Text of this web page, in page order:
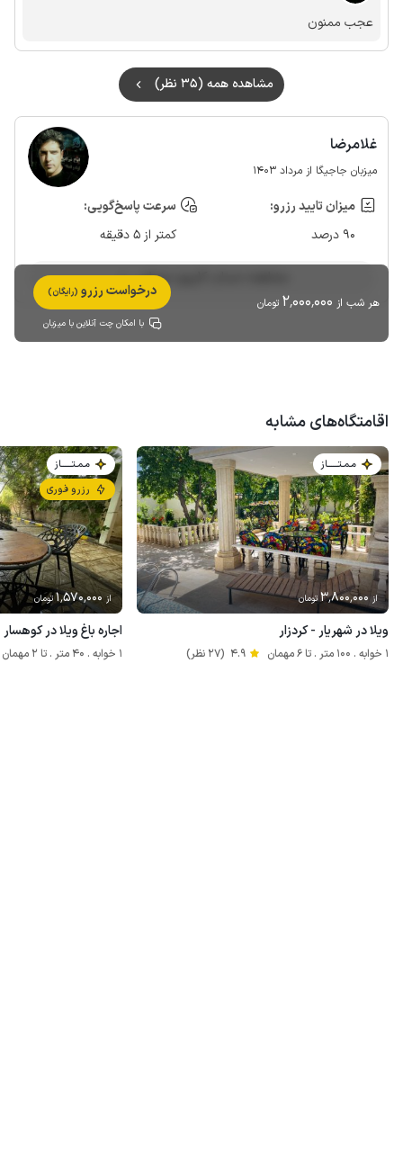
عجب ممنون
مشاهده همه (35 نظر)
غلامرضا
میزبان جاجیگا از مرداد 1403
میزان تایید رزرو:
90 درصد
سرعت پاسخ‌گویی:
کمتر از 5 دقیقه
مشاهده حساب کاربری میزبان
هر شب از 2٬000٬000 تومان
درخواست رزرو (رایگان)
با امکان چت آنلاین با میزبان
اقامتگاه‌های مشابه
مـمـتــــــاز
از 3٬800٬000تومان
ویلا در شهریار - کردزار
1 خوابه . 100 متر . تا 6 مهمان 4.9 (27 نظر)
مـمـتــــــاز
رزرو فوری
از 1٬570٬000تومان
اجاره باغ ویلا در کوهسار
1 خوابه . 40 متر . تا 2 مهمان